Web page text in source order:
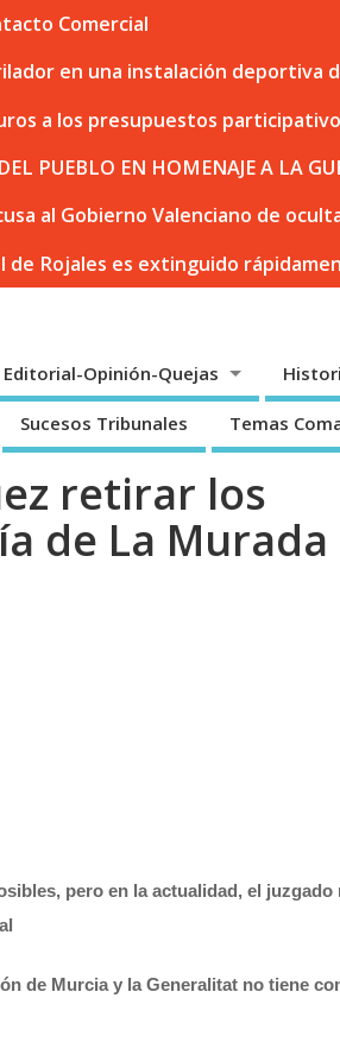
Comercial
en una instalación deportiva
a los presupuestos
PUEBLO EN HOMENAJE A LA
al Gobierno Valenciano de
de Rojales es extinguido
Editorial-Opinión-Quejas
Sucesos Tribunales Temas
retirar los
de La Murada
pero en la actualidad, el juzgado
de Murcia y la Generalitat no tiene